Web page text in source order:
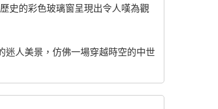
史的彩色玻璃窗呈現出令人嘆為觀
人美景，仿佛一場穿越時空的中世